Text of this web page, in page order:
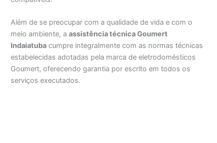
Além de se preocupar com a qualidade de vida e com o
meio ambiente, aassistência técnica Goumert
Indaiatuba cumpre integralmente com as normas técnicas
estabelecidas adotadas pela marca de eletrodomésticos
Goumert, oferecendo garantia por escrito em todos os
serviços executados.